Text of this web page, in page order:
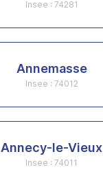
Insee : 74281
Annemasse
Insee : 74012
Annecy-le-Vieux
Insee : 74011